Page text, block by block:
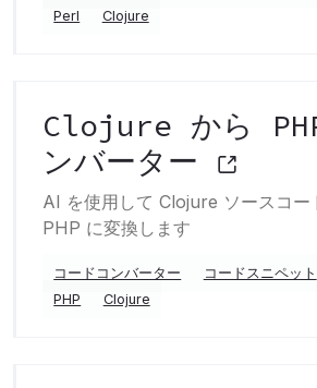
Perl
Clojure
Clojure から
ンバーター
AI を使用して Clojure ソースコー
PHP に変換します
コードコンバーター コードスニペット
PHP
Clojure